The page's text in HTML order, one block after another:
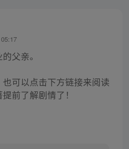
父亲。
可以点击下方链接来阅读
前了解剧情了！